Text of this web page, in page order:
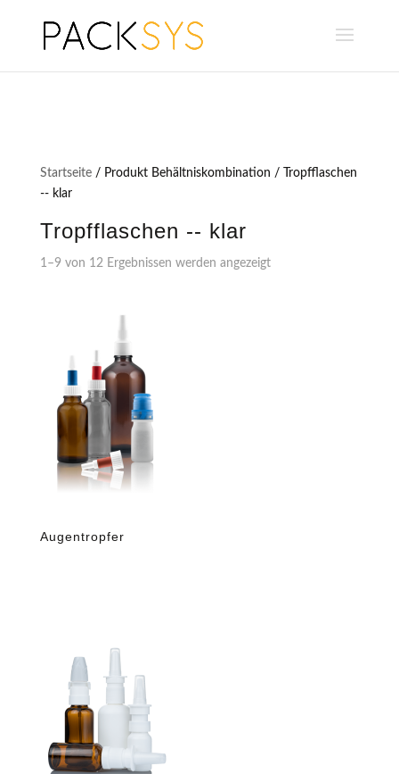
Startseite/ Produkt Behältniskombination / Tropfflaschen
-- klar
Tropfflaschen -- klar
1–9 von 12 Ergebnissen werden angezeigt
Augentropfer